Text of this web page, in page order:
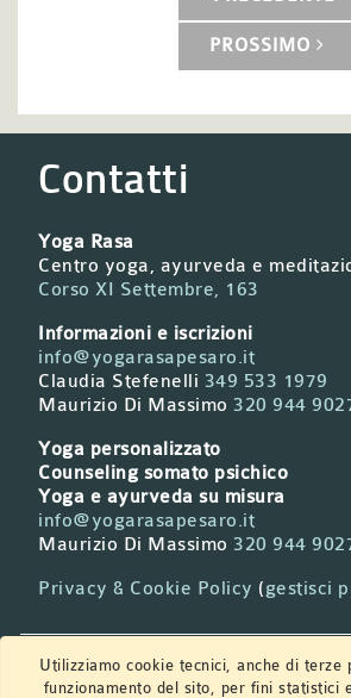
PROSSIMO
Contatti
Yoga Rasa
Centro yoga, ayurveda e
Corso XI Settembre, 163
Informazioni e iscrizioni
info@yogarasapesaro.it
Claudia Stefenelli 349 533 1979
Maurizio Di Massimo 320 944
Yoga personalizzato
Counseling somato psichico
Yoga e ayurveda su misura
info@yogarasapesaro.it
Maurizio Di Massimo 320 944
Privacy & Cookie Policy (gestisci
Newsletter
Utilizziamo cookie tecnici, anche di
funzionamento del sito, per fini statistici